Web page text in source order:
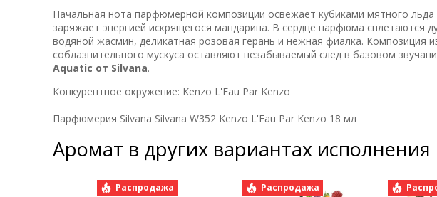
Начальная нота парфюмерной композиции освежает кубиками мятного
заряжает энергией искрящегося мандарина. В сердце парфюма сплетаются
водяной жасмин, деликатная розовая герань и нежная фиалка. Композиция
соблазнительного мускуса оставляют незабываемый след в базовом
Aquatic от Silvana.
Конкурентное окружение: Kenzo L'Eau Par Kenzo
Парфюмерия Silvana Silvana W352 Kenzo L'Eau Par Kenzo 18 мл
Аромат в других вариантах исполнения
Распродажа Распродажа